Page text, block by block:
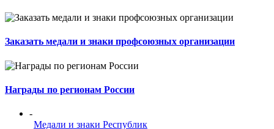
Заказать медали и знаки профсоюзных организации
Награды по регионам России
-
Медали и знаки Республик